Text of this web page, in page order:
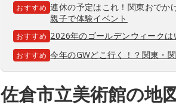
おすすめ 連休の予定はこれ！関東おでか
親子で体験イベント
おすすめ 2026年のゴールデンウィーク
おすすめ 今年のGWどこ行く！？関東・
佐倉市立美術館の地